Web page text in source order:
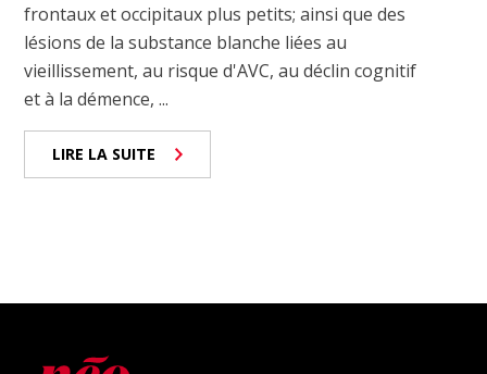
frontaux et occipitaux plus petits; ainsi que des
lésions de la substance blanche liées au
vieillissement, au risque d'AVC, au déclin cognitif
et à la démence, ...
LIRE LA SUITE